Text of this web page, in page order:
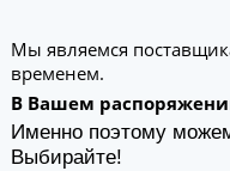
Мы являемся
временем.
В Вашем
Именно поэтому
Выбирайте!